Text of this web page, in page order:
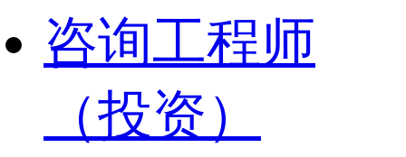
咨询工程师
（投资）